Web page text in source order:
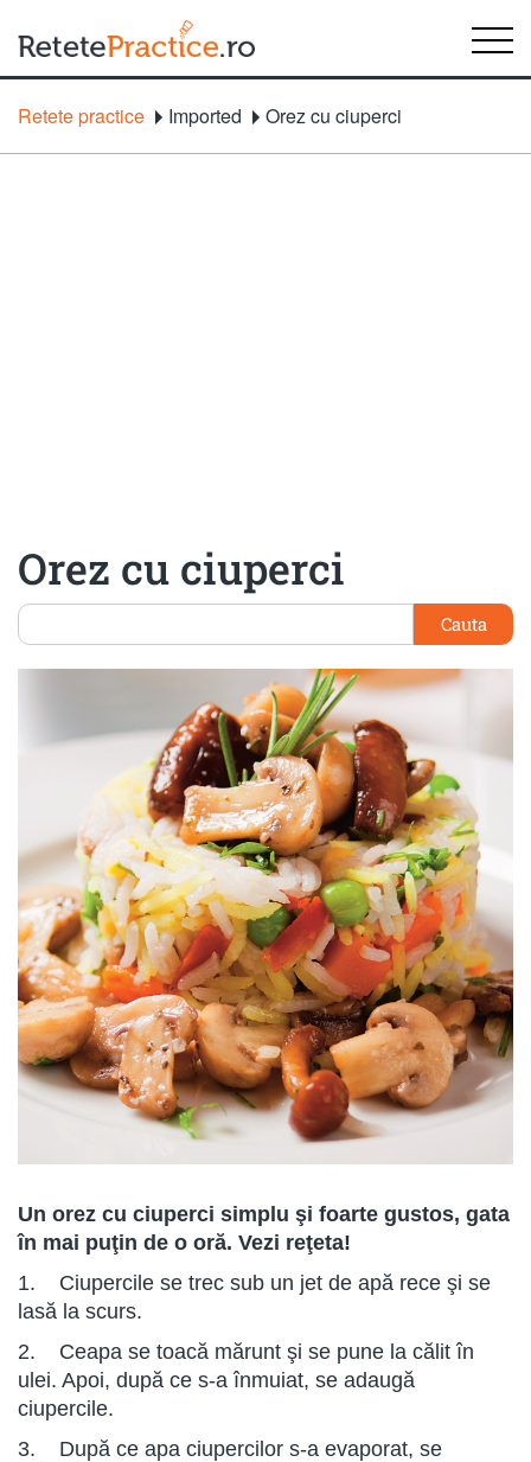
Retete practice Imported Orez cu ciuperci
Orez cu ciuperci
Cauta
Un orez cu ciuperci simplu şi foarte gustos, gata
în mai puţin de o oră. Vezi reţeta!
1. Ciupercile se trec sub un jet de apă rece şi se
lasă la scurs.
2. Ceapa se toacă mărunt şi se pune la călit în
ulei. Apoi, după ce s-a înmuiat, se adaugă
ciupercile.
3. După ce apa ciupercilor s-a evaporat, se